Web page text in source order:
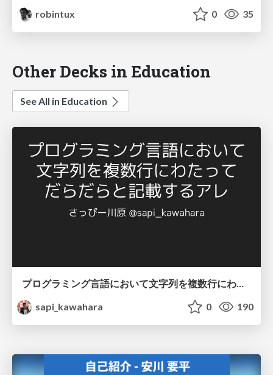
robintux
0 35
Other Decks in Education
See All in Education
sapi_kawahara
0 190